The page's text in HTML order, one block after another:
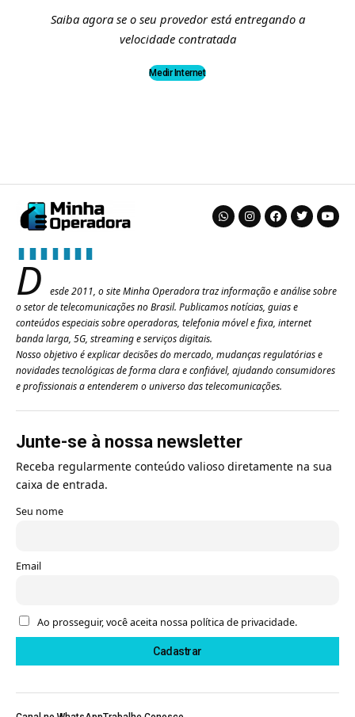
Saiba agora se o seu provedor está entregando a
velocidade contratada
Medir Internet
D
esde 2011, o site Minha Operadora traz informação e análise sobre
o setor de telecomunicações no Brasil. Publicamos notícias, guias e
conteúdos especiais sobre operadoras, telefonia móvel e fixa, internet
banda larga, 5G, streaming e serviços digitais.
Nosso objetivo é explicar decisões do mercado, mudanças regulatórias e
novidades tecnológicas de forma clara e confiável, ajudando consumidores
e profissionais a entenderem o universo das telecomunicações.
Junte-se à nossa newsletter
Receba regularmente conteúdo valioso diretamente na sua
caixa de entrada.
Seu nome
Email
Ao prosseguir, você aceita nossa política de privacidade.